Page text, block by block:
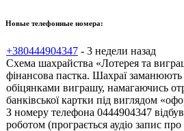
Новые телефонные номера:
+380444904347 - 3 недели назад
Схема шахрайства «Лотерея та
фінансова пастка. Шахраї
обіцянками виграшу, намагаючись
банківської картки під виглядом
З номеру телефона 0444904347
роботом (програється аудіо запис про